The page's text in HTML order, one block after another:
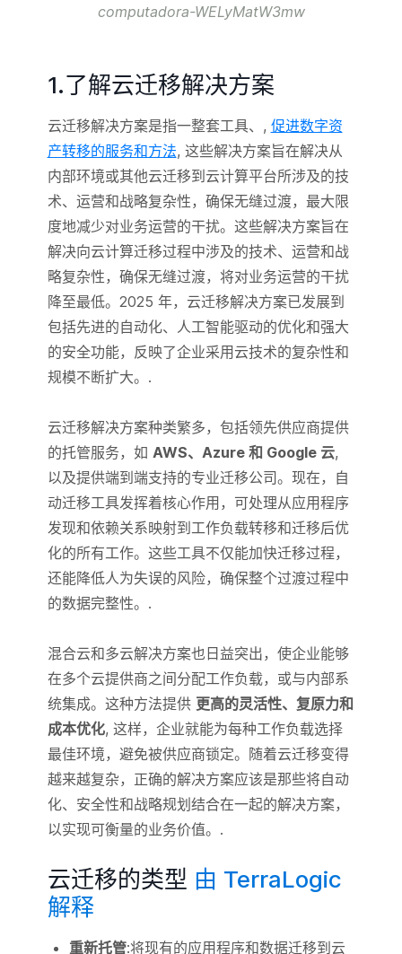
computadora-WELyMatW3mw
1.了解云迁移解决方案
云迁移解决方案是指一整套工具、, 促进数字资
产转移的服务和方法, 这些解决方案旨在解决从
内部环境或其他云迁移到云计算平台所涉及的技
术、运营和战略复杂性，确保无缝过渡，最大限
度地减少对业务运营的干扰。这些解决方案旨在
解决向云计算迁移过程中涉及的技术、运营和战
略复杂性，确保无缝过渡，将对业务运营的干扰
降至最低。2025 年，云迁移解决方案已发展到
包括先进的自动化、人工智能驱动的优化和强大
的安全功能，反映了企业采用云技术的复杂性和
规模不断扩大。.
云迁移解决方案种类繁多，包括领先供应商提供
的托管服务，如 AWS、Azure 和 Google 云,
以及提供端到端支持的专业迁移公司。现在，自
动迁移工具发挥着核心作用，可处理从应用程序
发现和依赖关系映射到工作负载转移和迁移后优
化的所有工作。这些工具不仅能加快迁移过程，
还能降低人为失误的风险，确保整个过渡过程中
的数据完整性。.
混合云和多云解决方案也日益突出，使企业能够
在多个云提供商之间分配工作负载，或与内部系
统集成。这种方法提供 更高的灵活性、复原力和
成本优化, 这样，企业就能为每种工作负载选择
最佳环境，避免被供应商锁定。随着云迁移变得
越来越复杂，正确的解决方案应该是那些将自动
化、安全性和战略规划结合在一起的解决方案，
以实现可衡量的业务价值。.
云迁移的类型 由 TerraLogic
解释
重新托管:将现有的应用程序和数据迁移到云